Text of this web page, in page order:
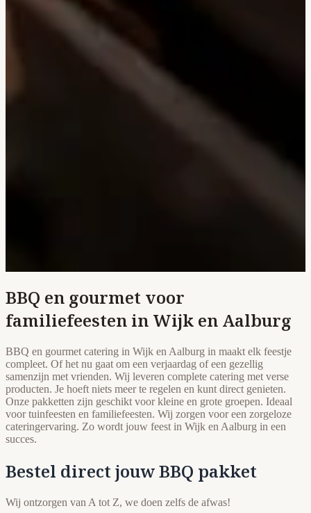
BBQ en gourmet voor
familiefeesten in Wijk en Aalburg
BBQ en gourmet catering in Wijk en Aalburg in maakt elk feestje
compleet. Of het nu gaat om een verjaardag of een gezellig
samenzijn met vrienden. Wij leveren complete catering met verse
producten. Je hoeft niets meer te regelen en kunt direct genieten.
Onze pakketten zijn geschikt voor kleine en grote groepen. Ideaal
voor tuinfeesten en familiefeesten. Wij zorgen voor een zorgeloze
cateringervaring. Zo wordt jouw feest in Wijk en Aalburg in een
succes.
Bestel direct jouw BBQ pakket
Wij ontzorgen van A tot Z, we doen zelfs de afwas!